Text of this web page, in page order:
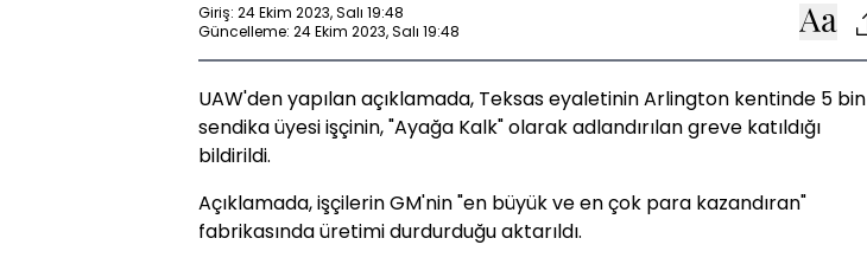
Giriş: 24 Ekim 2023, Salı 19:48
Güncelleme: 24 Ekim 2023, Salı 19:48
UAW'den yapılan açıklamada, Teksas eyaletinin Arlington kentinde 5 bin
sendika üyesi işçinin, "Ayağa Kalk" olarak adlandırılan greve katıldığı
bildirildi.
Açıklamada, işçilerin GM'nin "en büyük ve en çok para kazandıran"
fabrikasında üretimi durdurduğu aktarıldı.